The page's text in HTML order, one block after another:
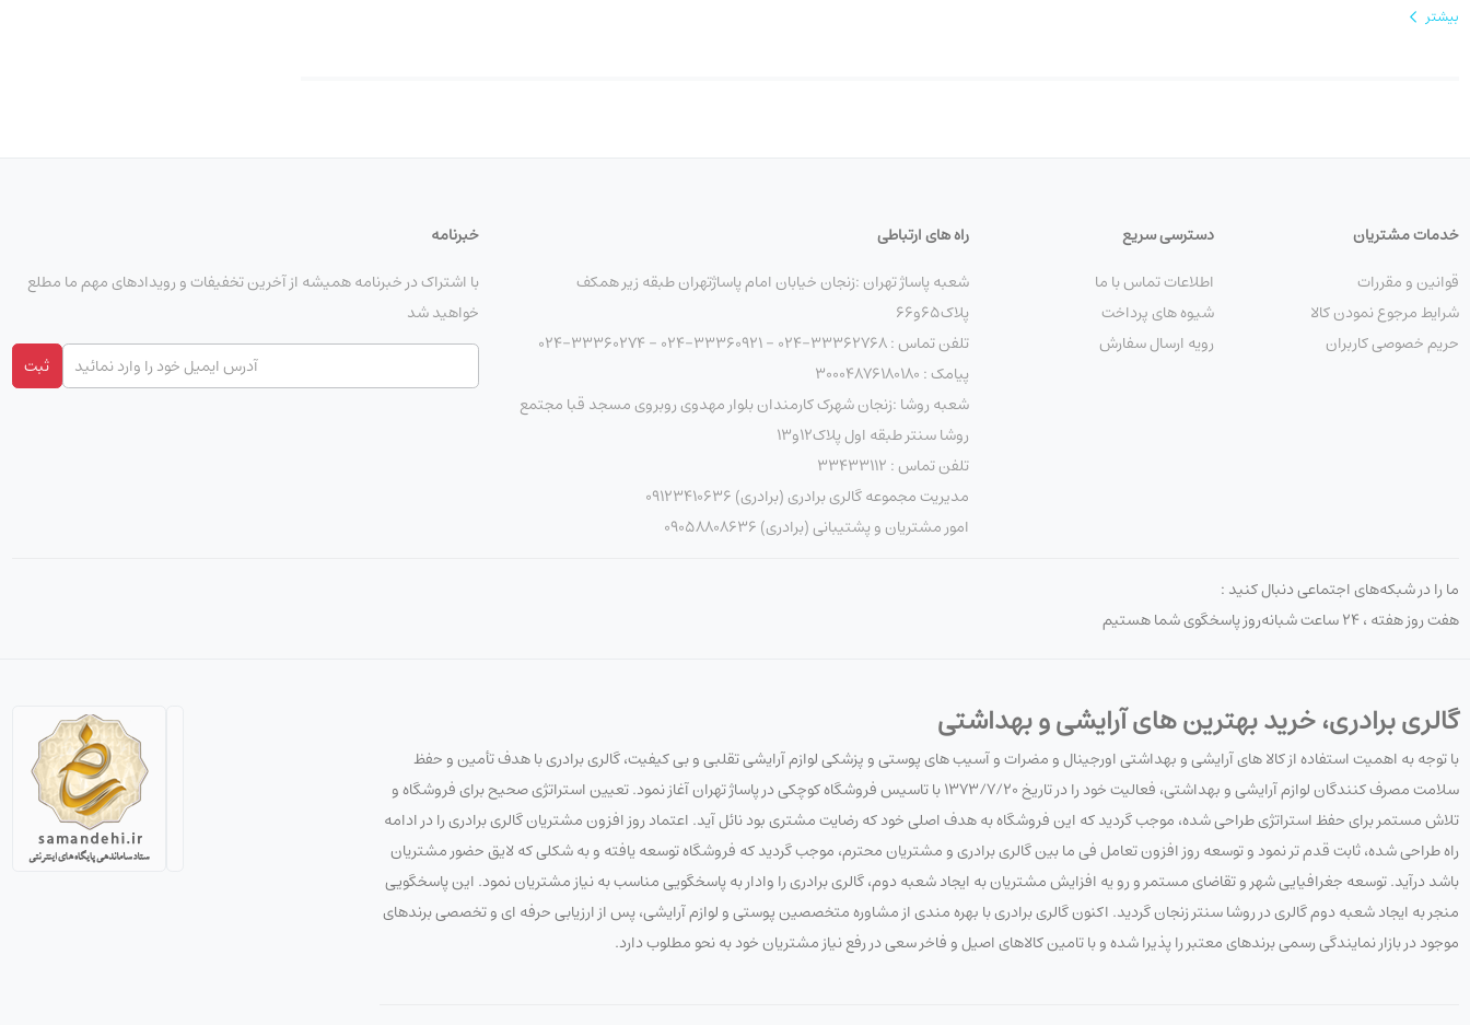
بیشتر
خدمات مشتریان
قوانین و مقررات
شرایط مرجوع نمودن کالا
حریم خصوصی کاربران
دسترسی سریع
اطلاعات تماس با ما
شیوه های پرداخت
رویه ارسال سفارش
راه های ارتباطی
شعبه پاساژ تهران :زنجان خیابان امام پاساژتهران طبقه زیر همکف
پلاک۶۵و۶۶
تلفن تماس : 33362768-024 - 33360921-024 - 33360274-024
پیامک : ۳۰۰۰۴۸۷۶۱۸۰۱۸۰
شعبه روشا :زنجان شهرک کارمندان بلوار مهدوی روبروی مسجد قبا مجتمع
روشا سنتر طبقه اول پلاک۱۲و۱۳
تلفن تماس : ۳۳۴۳۳۱۱۲
مدیریت مجموعه گالری برادری (برادری) 09123410636
امور مشتریان و پشتیبانی (برادری) 09058808636
خبرنامه
با اشتراک در خبرنامه همیشه از آخرین تخفیفات و رویدادهای مهم ما مطلع
خواهید شد
ثبت
ما را در شبکه‌های اجتماعی دنبال کنید :
هفت روز هفته ، ۲۴ ساعت شبانه‌روز پاسخگوی شما هستیم
گالری برادری، خرید بهترین های آرایشی و بهداشتی
با توجه به اهمیت استفاده از کالا های آرایشی و بهداشتی اورجینال و مضرات و آسیب های پوستی و پزشکی لوازم آرایشی تقلبی و بی کیفیت، گالری برادری با هدف تأمین و حفظ
سلامت مصرف کنندگان لوازم آرایشی و بهداشتی، فعالیت خود را در تاریخ 1373/7/20 با تاسیس فروشگاه کوچکی در پاساژ تهران آغاز نمود. تعیین استراتژی صحیح برای فروشگاه و
تلاش مستمر برای حفظ استراتژی طراحی شده، موجب گردید که این فروشگاه به هدف اصلی خود که رضایت مشتری بود نائل آید. اعتماد روز افزون مشتریان گالری برادری را در ادامه
راه طراحی شده، ثابت قدم تر نمود و توسعه روز افزون تعامل فی ما بین گالری برادری و مشتریان محترم، موجب گردید که فروشگاه توسعه یافته و به شکلی که لایق حضور مشتریان
باشد درآید. توسعه جغرافیایی شهر و تقاضای مستمر و رو یه افزایش مشتریان به ایجاد شعبه دوم، گالری برادری را وادار به پاسخگویی مناسب به نیاز مشتریان نمود. این پاسخگویی
منجر به ایجاد شعبه دوم گالری در روشا سنتر زنجان گردید. اکنون گالری برادری با بهره مندی از مشاوره متخصصین پوستی و لوازم آرایشی، پس از ارزیابی حرفه ای و تخصصی برندهای
موجود در بازار نمایندگی رسمی برندهای معتبر را پذیرا شده و با تامین کالاهای اصیل و فاخر سعی در رفع نیاز مشتریان خود به نحو مطلوب دارد.